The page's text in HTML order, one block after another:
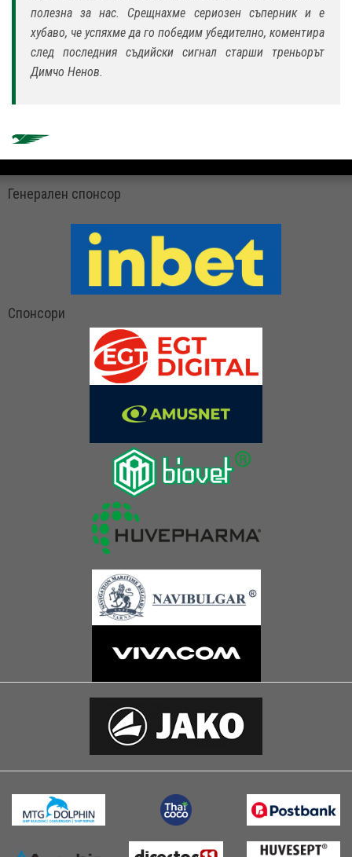
полезна за нас. Срещнахме сериозен съперник и е
хубаво, че успяхме да го победим убедително, коментира
след последния съдийски сигнал старши треньорът
Димчо Ненов.
Генерален спонсор
Спонсори